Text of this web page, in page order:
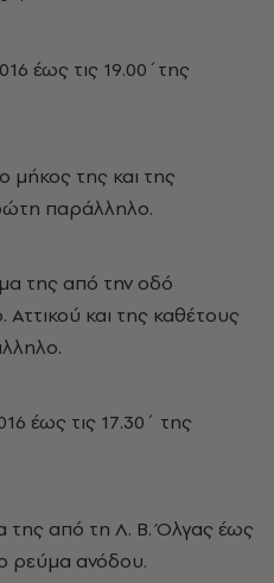
έως τις 19.00΄της
μήκος της και της
παράλληλο.
της από την οδό
και της καθέτους
έως τις 17.30΄ της
από τη Λ. Β. Όλγας έως
ρεύμα ανόδου.